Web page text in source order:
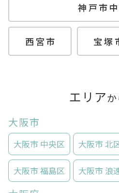
神戸市
西宮市 宝塚
エリア
大阪市
大阪市 中央区 大阪市 北
大阪市 福島区 大阪市 浪